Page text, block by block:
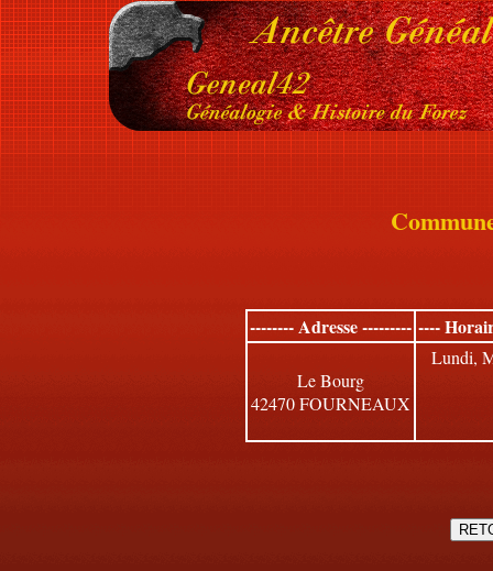
-------- Adresse --------- ----
Le Bourg
42470 FOURNEAUX
Lundi,